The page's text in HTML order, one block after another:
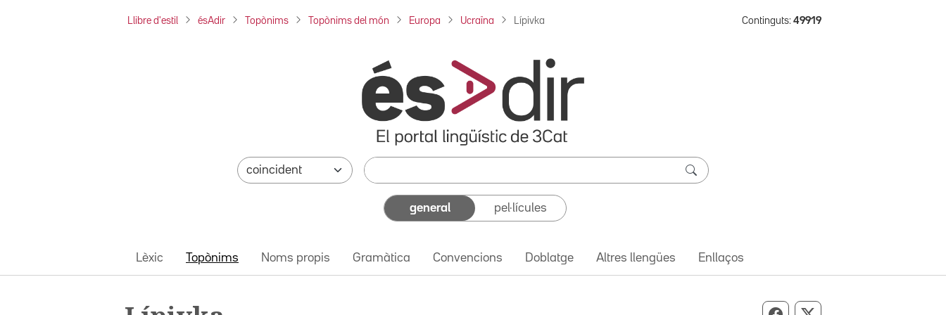
Llibre d'estil ésAdir Topònims Topònims del món Europa Ucraïna Lípivka Continguts: 49919
general pel·lícules
Lèxic Topònims Noms propis Gramàtica Convencions Doblatge Altres llengües Enllaços